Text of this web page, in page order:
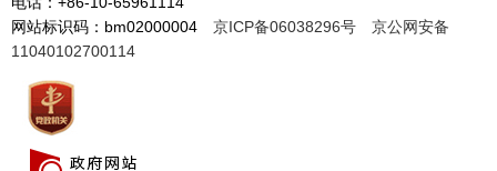
网站标识码：bm02000004 京ICP备06038296号
京公网安备
11040102700114